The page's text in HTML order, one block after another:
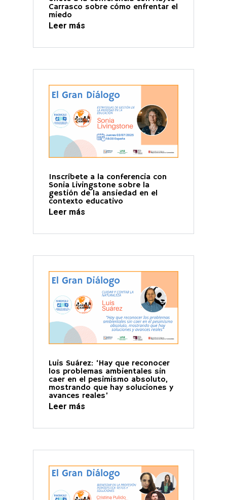
Carrasco sobre cómo enfrentar el
miedo
Leer más
Inscríbete a la conferencia con
Sonia Livingstone sobre la
gestión de la ansiedad en el
contexto educativo
Leer más
Luis Suárez: ‘Hay que reconocer
los problemas ambientales sin
caer en el pesimismo absoluto,
mostrando que hay soluciones y
avances reales’
Leer más